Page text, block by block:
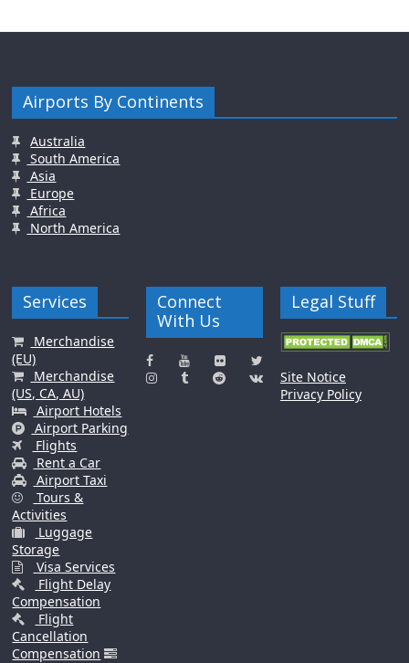
Airports By Continents
Australia
South America
Asia
Europe
Africa
North America
Services
Merchandise
(EU)
Merchandise
(US, CA, AU)
Airport Hotels
Airport Parking
Flights
Rent a Car
Airport Taxi
Tours &
Activities
Luggage
Storage
Visa Services
Flight Delay
Compensation
Flight
Cancellation
Compensation
Connect
With Us
Legal Stuff
Site Notice
Privacy Policy